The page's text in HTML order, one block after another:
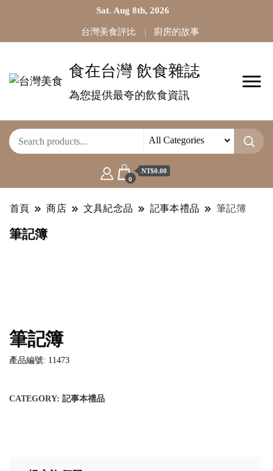
Sat. Aug 8th, 2026
台灣美食評比 廚房的故事
食在台灣 飲食雜誌
為您提供最夸的飲食資訊
0
NT$0.00
首頁 商店 文具紀念品 記事本禮品 筆記簿
筆記簿
筆記簿
產品編號: 11473
CATEGORY: 記事本禮品